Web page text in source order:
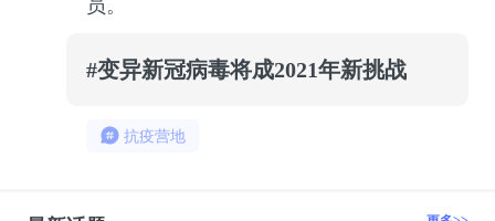
员。
#变异新冠病毒将成2021年新挑战
抗疫营地